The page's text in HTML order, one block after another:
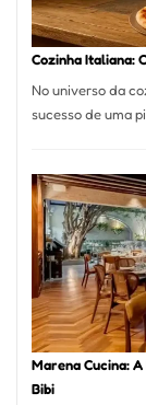
Cozinha Italiana:
No universo da
sucesso de uma
Marena Cucina:
Bibi